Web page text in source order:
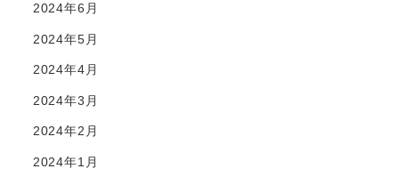
2024年6月
2024年5月
2024年4月
2024年3月
2024年2月
2024年1月